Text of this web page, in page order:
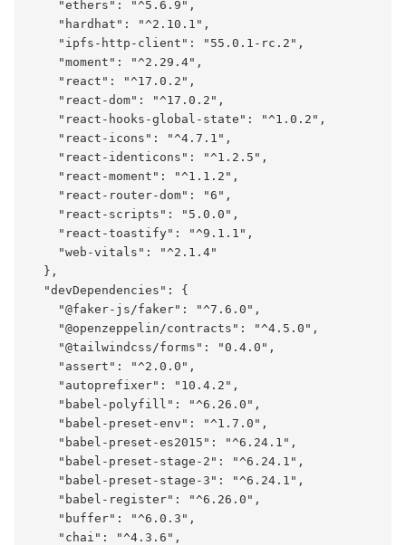
    "ethers": "^5.6.9",
    "hardhat": "^2.10.1",
    "ipfs-http-client": "55.0.1-rc.2",
    "moment": "^2.29.4",
    "react": "^17.0.2",
    "react-dom": "^17.0.2",
    "react-hooks-global-state": "^1.0.2",
    "react-icons": "^4.7.1",
    "react-identicons": "^1.2.5",
    "react-moment": "^1.1.2",
    "react-router-dom": "6",
    "react-scripts": "5.0.0",
    "react-toastify": "^9.1.1",
    "web-vitals": "^2.1.4"
  },
  "devDependencies": {
    "@faker-js/faker": "^7.6.0",
    "@openzeppelin/contracts": "^4.5.0",
    "@tailwindcss/forms": "0.4.0",
    "assert": "^2.0.0",
    "autoprefixer": "10.4.2",
    "babel-polyfill": "^6.26.0",
    "babel-preset-env": "^1.7.0",
    "babel-preset-es2015": "^6.24.1",
    "babel-preset-stage-2": "^6.24.1",
    "babel-preset-stage-3": "^6.24.1",
    "babel-register": "^6.26.0",
    "buffer": "^6.0.3",
    "chai": "^4.3.6",